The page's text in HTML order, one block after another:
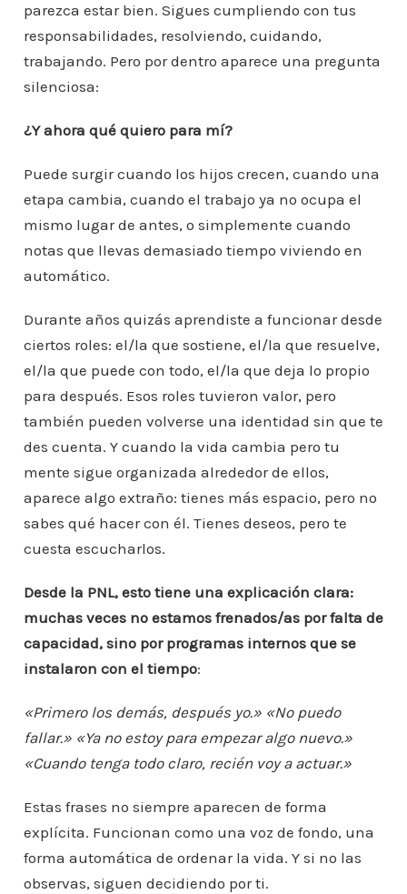
parezca estar bien. Sigues cumpliendo con tus
responsabilidades, resolviendo, cuidando,
trabajando. Pero por dentro aparece una pregunta
silenciosa:
¿Y ahora qué quiero para mí?
Puede surgir cuando los hijos crecen, cuando una
etapa cambia, cuando el trabajo ya no ocupa el
mismo lugar de antes, o simplemente cuando
notas que llevas demasiado tiempo viviendo en
automático.
Durante años quizás aprendiste a funcionar desde
ciertos roles: el/la que sostiene, el/la que resuelve,
el/la que puede con todo, el/la que deja lo propio
para después. Esos roles tuvieron valor, pero
también pueden volverse una identidad sin que te
des cuenta. Y cuando la vida cambia pero tu
mente sigue organizada alrededor de ellos,
aparece algo extraño: tienes más espacio, pero no
sabes qué hacer con él. Tienes deseos, pero te
cuesta escucharlos.
Desde la PNL, esto tiene una explicación clara:
muchas veces no estamos frenados/as por falta de
capacidad, sino por programas internos que se
instalaron con el tiempo:
«Primero los demás, después yo.» «No puedo
fallar.» «Ya no estoy para empezar algo nuevo.»
«Cuando tenga todo claro, recién voy a actuar.»
Estas frases no siempre aparecen de forma
explícita. Funcionan como una voz de fondo, una
forma automática de ordenar la vida. Y si no las
observas, siguen decidiendo por ti.